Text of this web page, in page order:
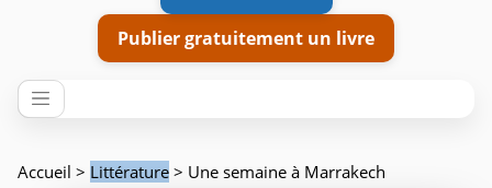
Publier gratuitement un livre
Accueil > Littérature > Une semaine à Marrakech